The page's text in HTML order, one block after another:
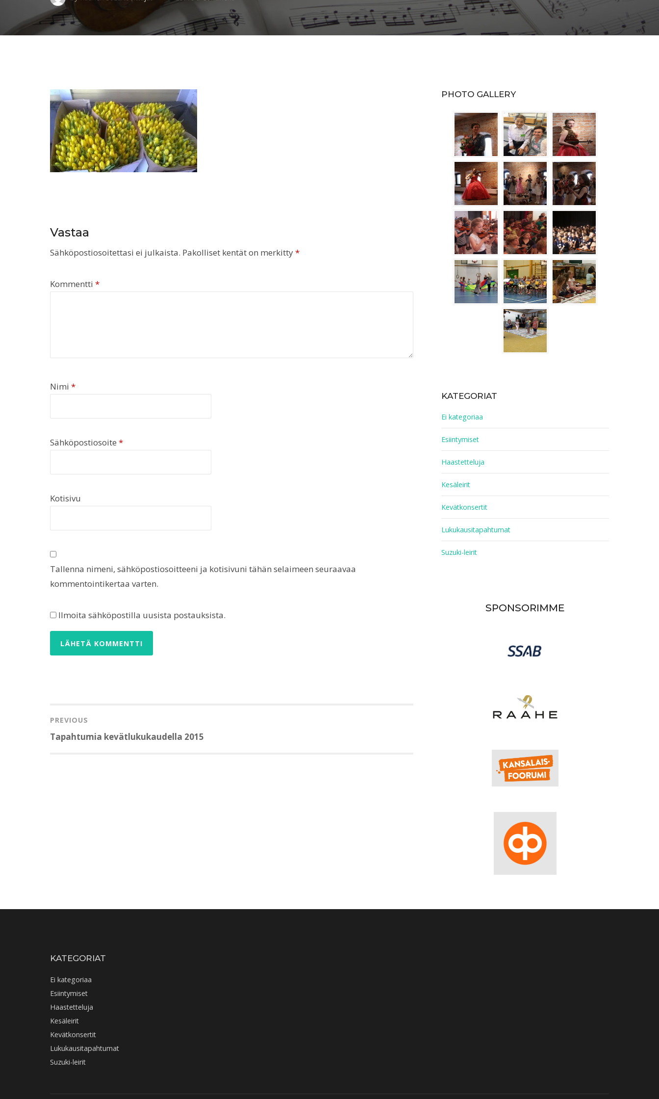
IMG-
20150702-
Vastaa
Sähköpostiosoitettasi ei julkaista. Pakolliset kentät on merkitty*
Kommentti *
Nimi *
Sähköpostiosoite *
Kotisivu
Tallenna nimeni, sähköpostiosoitteeni ja kotisivuni tähän selaimeen seuraavaa
kommentointikertaa varten.
Ilmoita sähköpostilla uusista postauksista.
selaus
PREVIOUS
Previous
Tapahtumia kevätlukukaudella 2015
PHOTO GALLERY
KATEGORIAT
Ei kategoriaa
Esiintymiset
Haastetteluja
Kesäleirit
Kevätkonsertit
Lukukausitapahtumat
Suzuki-leirit
SPONSORIMME
KATEGORIAT
Ei kategoriaa
Esiintymiset
Haastetteluja
Kesäleirit
Kevätkonsertit
Lukukausitapahtumat
Suzuki-leirit